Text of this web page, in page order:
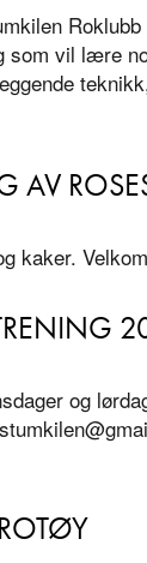
vil lære
AV
kaker.
og
ROTØY